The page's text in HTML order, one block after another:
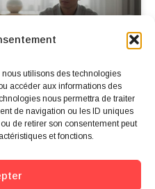
utilisons des technologies
accéder aux informations des
nous permettra de traiter
de navigation ou les ID uniques
de retirer son consentement peut
et fonctions.
culpabilité
limites en